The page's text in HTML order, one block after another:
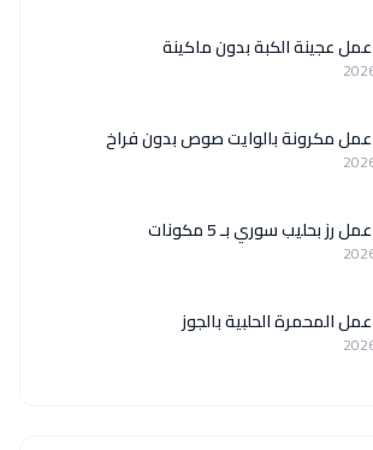
عجينة الكبة بدون ماكينة
مكرونة بالوايت صوص بدون فراخ
رز بحليب سوري بـ 5 مكونات
المحمرة الحلبية بالجوز